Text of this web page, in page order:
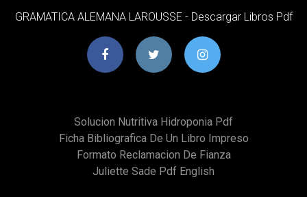
GRAMATICA ALEMANA LAROUSSE - Descargar Libros Pdf
Solucion Nutritiva Hidroponia Pdf
Ficha Bibliografica De Un Libro Impreso
Formato Reclamacion De Fianza
Juliette Sade Pdf English